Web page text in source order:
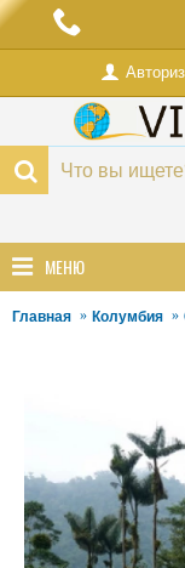
МЕНЮ
Главная Колумбия